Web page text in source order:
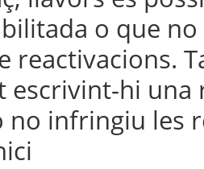
o que
reactivacions.
escrivint-hi una
no infringiu les